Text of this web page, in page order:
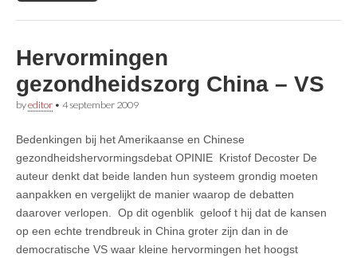
Hervormingen
gezondheidszorg China – VS
byeditor • 4 september 2009
Bedenkingen bij het Amerikaanse en Chinese
gezondheidshervormingsdebat OPINIE Kristof Decoster De
auteur denkt dat beide landen hun systeem grondig moeten
aanpakken en vergelijkt de manier waarop de debatten
daarover verlopen. Op dit ogenblik geloof t hij dat de kansen
op een echte trendbreuk in China groter zijn dan in de
democratische VS waar kleine hervormingen het hoogst